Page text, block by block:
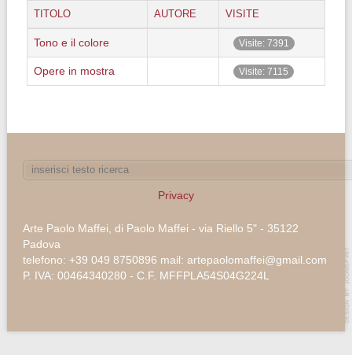
TITOLO AUTORE VISITE
Tono e il colore Visite: 7391
Opere in mostra Visite: 7115
Privacy
Arte Paolo Maffei, di Paolo Maffei - via Riello 5" - 35122
Padova
telefono: +39 049 8750896 mail: artepaolomaffei@gmail.com
P. IVA: 00464340280 - C.F. MFFPLA54S04G224L